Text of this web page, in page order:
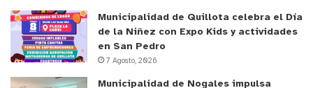
Municipalidad de Quillota celebra el Día
de la Niñez con Expo Kids y actividades
en San Pedro
7 Agosto, 2026
Municipalidad de Nogales impulsa